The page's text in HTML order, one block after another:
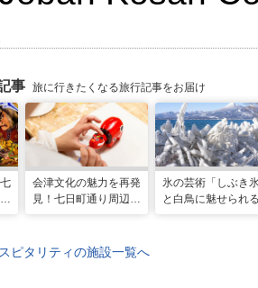
事 旅に行きたくなる旅行記事をお届け
会津文化の魅力を再発
見！七日町通り周辺の
氷の芸術「しぶき
と白鳥に魅せられ
ピタリティの施設一覧へ